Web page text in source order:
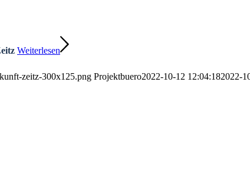
Weiterlesen
zeitz-300x125.png Projektbuero2022-10-12 12:04:182022-